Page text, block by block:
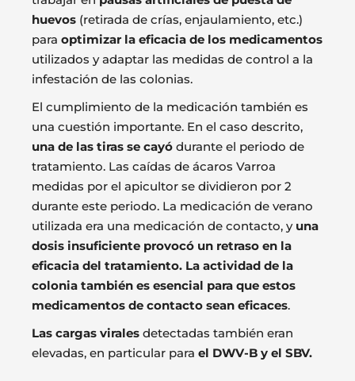
huevos (retirada de crías, enjaulamiento, etc.)
para optimizar la eficacia de los medicamentos
utilizados y adaptar las medidas de control a la
infestación de las colonias.
El cumplimiento de la medicación también es
una cuestión importante. En el caso descrito,
una de las tiras se cayó durante el periodo de
tratamiento. Las caídas de ácaros Varroa
medidas por el apicultor se dividieron por 2
durante este periodo. La medicación de verano
utilizada era una medicación de contacto, y una
dosis insuficiente provocó un retraso en la
eficacia del tratamiento. La actividad de la
colonia también es esencial para que estos
medicamentos de contacto sean eficaces.
Las cargas virales detectadas también eran
elevadas, en particular para el DWV-B y el SBV.